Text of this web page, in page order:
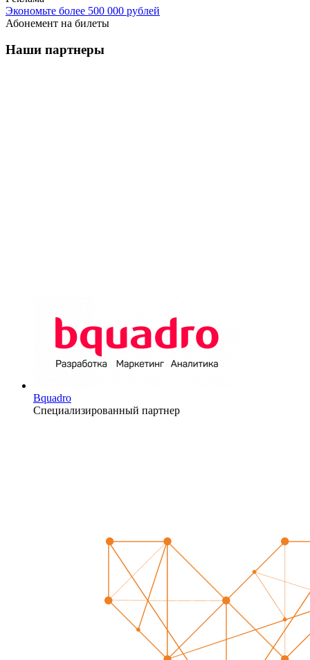
Экономьте более 500 000 рублей
Абонемент на билеты
Наши партнеры
Bquadro
Специализированный партнер